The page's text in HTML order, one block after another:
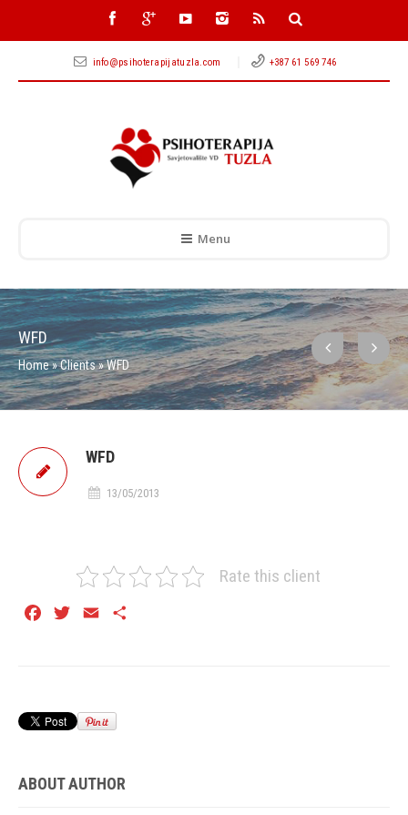
info@psihoterapijatuzla.com +387 61 569 746
Menu
WFD
Home»Clients»WFD
WFD
13/05/2013
Rate this client
FacebookTwitterEmail
ABOUT AUTHOR